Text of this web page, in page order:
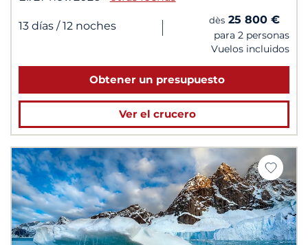
13 días / 12 noches | dès 25 800 €
para 2 personas
Vuelos incluidos
Obtener un presupuesto
Ver el crucero